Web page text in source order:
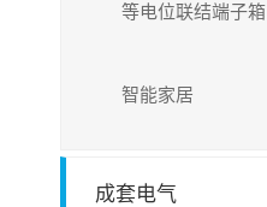
等电位联结端子箱
智能家居
成套电气